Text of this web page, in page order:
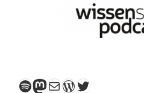
Spotify
Mastodon
E-MailWordPress
Twitter